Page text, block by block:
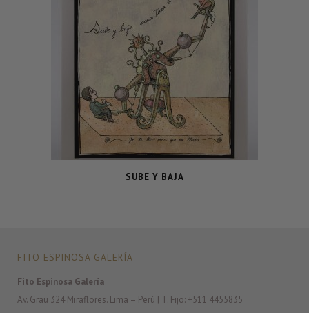
SUBE Y BAJA
FITO ESPINOSA GALERÍA
Fito Espinosa Galería
Av. Grau 324 Miraflores. Lima – Perú | T. Fijo: +511 4455835